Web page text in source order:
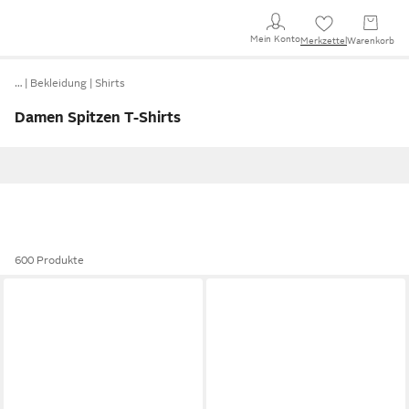
Mein KontoMerkzettel Warenkorb
… Bekleidung Shirts
Damen Spitzen T-Shirts
600 Produkte